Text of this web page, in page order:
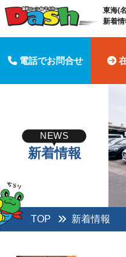
東海(
新着情
電話でお問合せ
NEWS
新着情報
TOP 新着情報